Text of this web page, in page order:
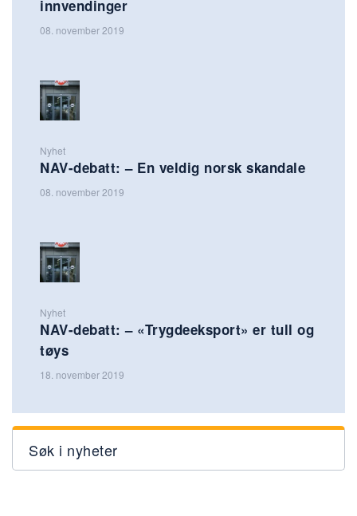
innvendinger
08. november 2019
Nyhet
NAV-debatt: – En veldig norsk skandale
08. november 2019
Nyhet
NAV-debatt: – «Trygdeeksport» er tull og
tøys
18. november 2019
Søk i nyheter